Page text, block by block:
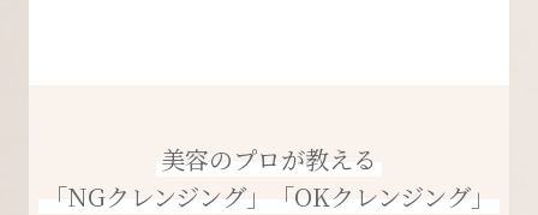
美容のプロが教える
「NGクレンジング」「OKクレンジング」